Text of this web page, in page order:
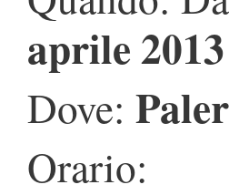
aprile 2013
Dove:
Orario: